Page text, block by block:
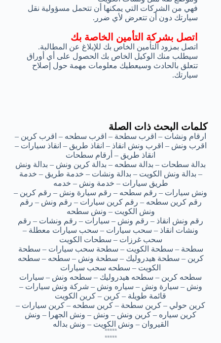
اتصل بشركة التأمين الخاصة بك
اتصل بمزود التأمين الخاص بك للإبلاغ عن المطالبة.
سيطلب منك الوكيل الخاص بك الحصول على أي أوراق
تتعلق بالحادث وسيعطيك معلومات مهمة حول إصلاح
سيارتك.
فهي من الشركات التي يمكنها أن تتحمل مسؤولية نقل
سيارتك دون أن تتعرض لأي ضرر.
كلمات البحث ذات الصلة
ارقام ونشات – اقرب سطحة – اقرب سطحه – اقرب كرين –
اقرب ونش – اقرب ونش انقاذ – انقاذ طريق – انقاذ سيارات –
انقاذ طريق – أرقام سطحات
بدالة سطحات – بدالة سطحه – بدالة كرين ونش – بدالة ونش
– بدالة ونش الكويت – بدالة ونشات – خدمة طريق – خدمة
طريق سيارات – خدمة ونش – خدمه
ونش سيارات – رقم سطحه – رقم سيارة ونش – رقم كرين –
رقم كرين سطحه – رقم كرين سيارات – رقم ونش – رقم
ونش الكويت – ونش سطحه
رقم ونش انقاذ – رقم ونش – سيارات – رقم ونشات – رقم
ونشات انقاذ – سحب سيارات – سحب سيارات معطلة –
سحب غرزات – سطحات الكويت
سطحة – سطحة الكويت – سطحة سحب سيارات – سطحة
كرين – سطحة هيدروليك – سطحة ونش – سطحه – سطحه
الكويت – سطحه سحب سيارات
سطحه كرين – سطحه هيدروليك – سطحه ونش – سيارات
ونش – سيارة ونش – سياره ونش – شركة ونش سيارات –
قائمة طويلة – كرين – كرين الكويت
كرين حولي – كرين سطحة – كرين سطحه – كرين سيارات –
كرين سياره – كرين ونش – ونش – ونش الجهرا – ونش
القيروان – ونش الكويت – ونش بداله